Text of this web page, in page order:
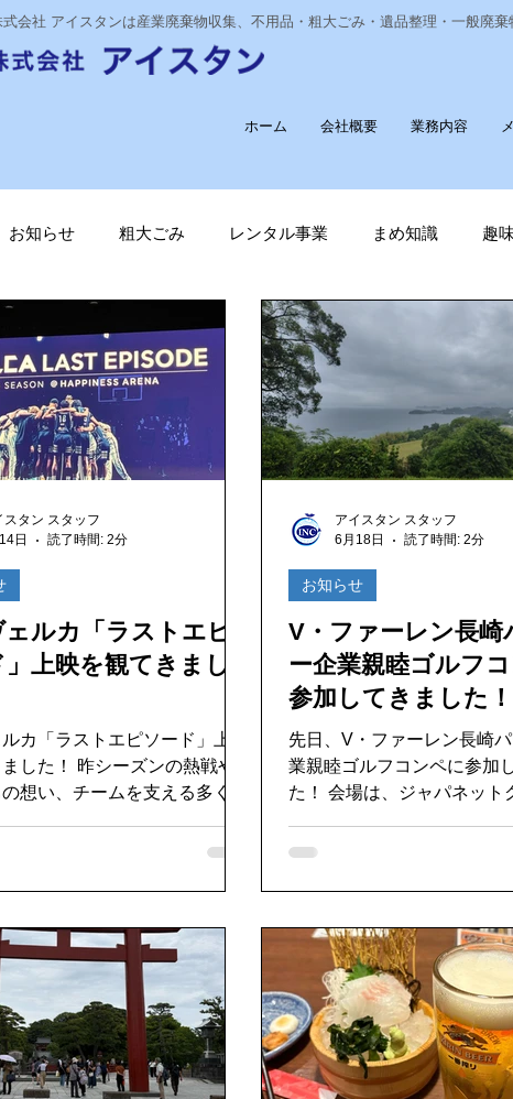
式会社 アイスタンは産業廃棄物収集、不用品・粗大ごみ・遺品整理・一般廃
ホーム 会社概要 業務内容
お知らせ 粗大ごみ レンタル事業 まめ知識 趣
ナノゾーン
減 電気代削減 長崎ヴェルカを応援しています！ 廃
サップ） 機密文書収集
ルカ「ラストエピ
」上映を観てきまし
カ「ラストエピソード」上映
シーズンの熱戦や
想い、チームを支える多くの
した。試合会場では見えなか
、改めて「このチームを応援
かった」と感じる素晴らしい
ノママイキマ
のTシャツがまたカッコイイ！
なのに存在感があり、ヴェルカ
と一体感を感じるデザインで
スタン スタッフ
日
読了時間: 2分
V・ファーレン長崎
ー企業親睦ゴルフ
参加してきました
先日、V・ファーレン長崎パ
業親睦ゴルフコンペに参加
た！ 会場は、ジャパネットグループの
ジュ琴海ゴルフクラブ。美
表するゴルフ場です。 当日はあいにく
の雨模様☔。最近はなかな
ったレインウェアを引っ張
ぶりの雨ゴルフとなりまし
のラウンドは難しさもあり
もまたゴルフの醍醐味ですね！
はイン41、アウト46のトー
半に少し崩れてしまい、個
お知らせ
アイスタン スタッフ
6月18日
読了時間: 2分